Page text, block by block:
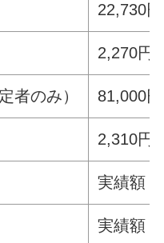
22,730円
2,270円
者のみ） 81,000円
2,310円
実績額
実績額